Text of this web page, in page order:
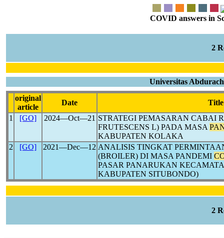
COVID answers in
2
Universitas
original
article
Date
Title
1
[GO] 2024―Oct―21 STRATEGI PEMASARAN CABAI
FRUTESCENS L) PADA MASA
KABUPATEN KOLAKA
2
[GO] 2021―Dec―12 ANALISIS TINGKAT
(BROILER) DI MASA PANDEMI
PASAR PANARUKAN
KABUPATEN SITUBONDO)
2